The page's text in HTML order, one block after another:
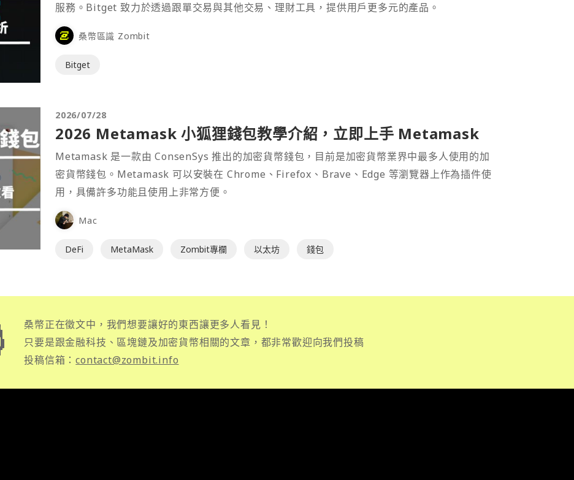
服務。Bitget 致力於透過跟單交易與其他交易、理財工具，提供用戶更多元的產品。
桑幣區識 Zombit
Bitget
2026/07/28
2026 Metamask 小狐狸錢包教學介紹，立即上手 Metamask
Metamask 是一款由 ConsenSys 推出的加密貨幣錢包，目前是加密貨幣業界中最多人使用的加
密貨幣錢包。Metamask 可以安裝在 Chrome、Firefox、Brave、Edge 等瀏覽器上作為插件使
用，具備許多功能且使用上非常方便。
Mac
DeFi MetaMask Zombit專欄 以太坊 錢包
桑幣正在徵文中，我們想要讓好的東西讓更多人看見！
只要是跟金融科技、區塊鏈及加密貨幣相關的文章，都非常歡迎向我們投稿
投稿信箱：contact@zombit.info